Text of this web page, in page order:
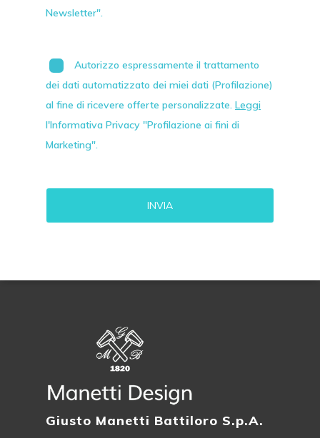
Newsletter".
Autorizzo espressamente il trattamento
dei dati automatizzato dei miei dati (Profilazione)
al fine di ricevere offerte personalizzate. Leggi
l'Informativa Privacy "Profilazione ai fini di
Marketing".
Giusto Manetti Battiloro S.p.A.